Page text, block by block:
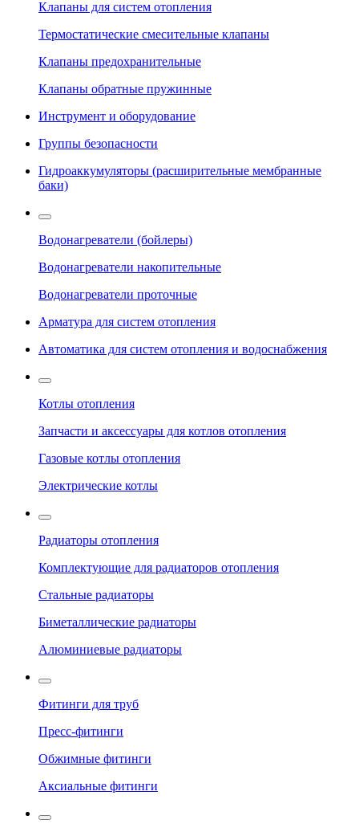
Клапаны для систем отопления
Термостатические смесительные клапаны
Клапаны предохранительные
Клапаны обратные пружинные
Инструмент и оборудование
Группы безопасности
Гидроаккумуляторы (расширительные мембранные
баки)
Водонагреватели (бойлеры)
Водонагреватели накопительные
Водонагреватели проточные
Арматура для систем отопления
Автоматика для систем отопления и водоснабжения
Котлы отопления
Запчасти и аксессуары для котлов отопления
Газовые котлы отопления
Электрические котлы
Радиаторы отопления
Комплектующие для радиаторов отопления
Стальные радиаторы
Биметаллические радиаторы
Алюминиевые радиаторы
Фитинги для труб
Пресс-фитинги
Обжимные фитинги
Аксиальные фитинги